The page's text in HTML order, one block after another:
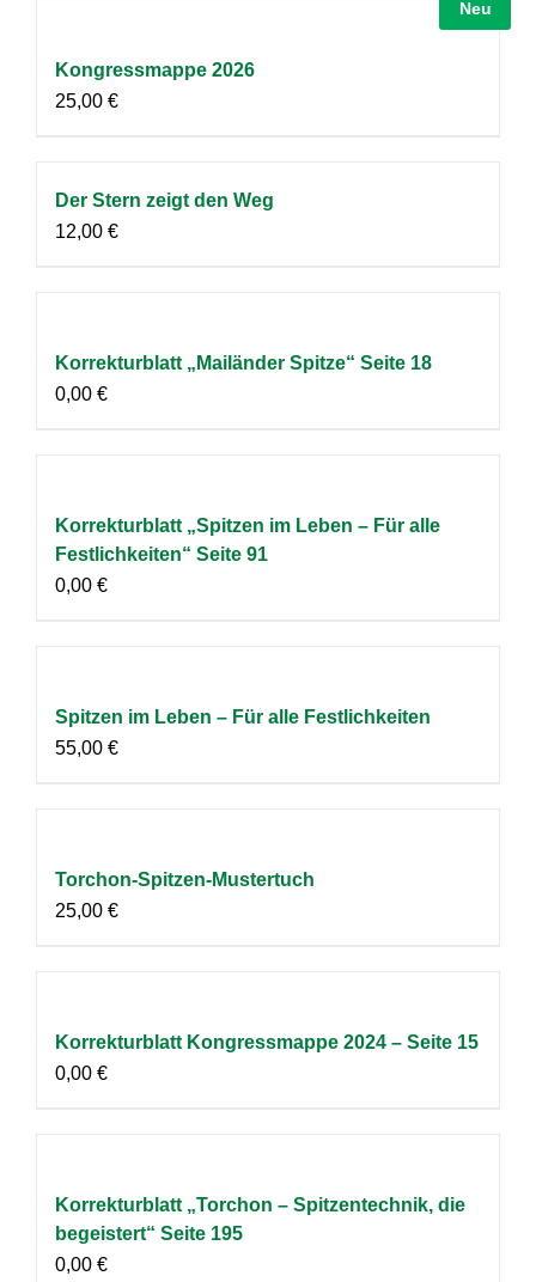
Neu
Kongressmappe 2026
25,00 €
Der Stern zeigt den Weg
12,00 €
Korrekturblatt „Mailänder Spitze“ Seite 18
0,00 €
Korrekturblatt „Spitzen im Leben – Für alle
Festlichkeiten“ Seite 91
0,00 €
Spitzen im Leben – Für alle Festlichkeiten
55,00 €
Torchon-Spitzen-Mustertuch
25,00 €
Korrekturblatt Kongressmappe 2024 – Seite 15
0,00 €
Korrekturblatt „Torchon – Spitzentechnik, die
begeistert“ Seite 195
0,00 €